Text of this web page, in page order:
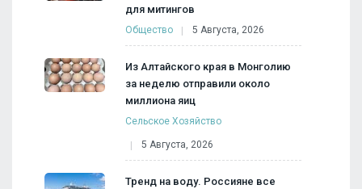
для митингов
Общество 5 Августа, 2026
Из Алтайского края в Монголию
за неделю отправили около
миллиона яиц
Сельское Хозяйство
5 Августа, 2026
Тренд на воду. Россияне все